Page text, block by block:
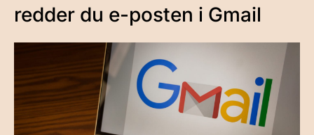
redder du e-posten i Gmail